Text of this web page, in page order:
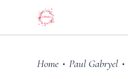
Home • Paul Gabryel •